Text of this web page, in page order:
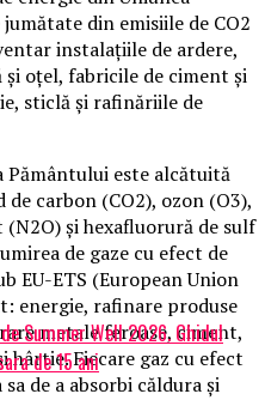
din emisiile de CO2
instalaţiile de ardere,
oţel, fabricile de ciment şi
sticlă şi rafinăriile de
Pământului este alcătuită
carbon (CO2), ozon (O3),
şi hexafluorură de sulf
de gaze cu efect de
EU-ETS (European Union
energie, rafinare produse
metale feroase, ciment,
hârtie. Fiecare gaz cu efect
de a absorbi căldura şi
Summer Well 2026. Ghidul
de 15 ani